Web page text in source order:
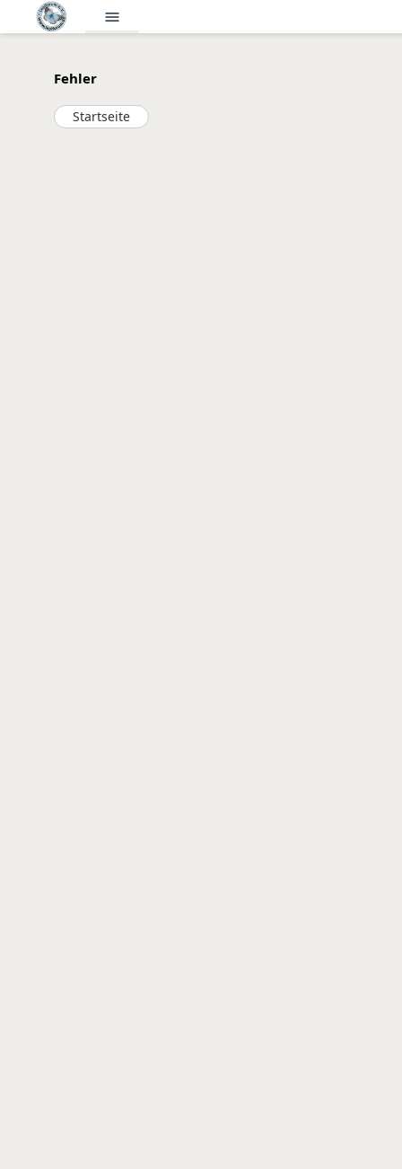
menu
Fehler
Startseite